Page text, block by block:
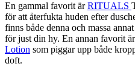
En gammal favorit ärRITUALS
för att återfukta huden efter
finns både denna och massa
för just din hy. En annan favorit är
Lotion som piggar upp både
doft.